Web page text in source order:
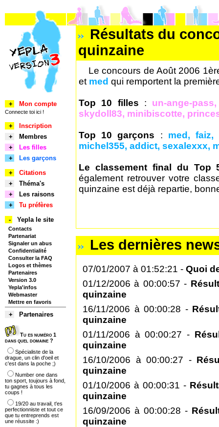
Résultats du
quinzaine
Le concours de Août 2006
et med qui remportent la
Top 10 filles : un-ange-
skydoll83, minibiscotte,
Top 10 garçons : med, faiz,
michel355, addict, sexalexxx,
Le classement final du Top
également retrouver votre
quinzaine est déjà repartie,
Les dernières
07/01/2007 à 01:52:21 - Quoi
01/12/2006 à 00:00:57 -
quinzaine
16/11/2006 à 00:00:28 -
quinzaine
01/11/2006 à 00:00:27 -
quinzaine
16/10/2006 à 00:00:27 -
quinzaine
01/10/2006 à 00:00:31 -
quinzaine
16/09/2006 à 00:00:28 -
quinzaine
+ Mon compte
Connecte toi ici !
+
Inscription
+
Membres
+
Les filles
+
Les garçons
+
Citations
+
Théma's
+
Les raisons
+
Tu préfères
-
Yepla le site
Contacts
Partenariat
Signaler un abus
Confidentialité
Consulter la FAQ
Logos et thèmes
Partenaires
Version 3.0
Yepla'infos
Webmaster
Mettre en favoris
+ Partenaires
Tu es numéro 1
dans quel domaine ?
Spécialiste de la
drague, un clin d'oeil et
c'est dans la poche ;)
Number one dans
ton sport, toujours à fond,
tu gagnes à tous les
coups !
19/20 au travail, t'es
perfectionniste et tout ce
que tu entreprends est
une réussite :)